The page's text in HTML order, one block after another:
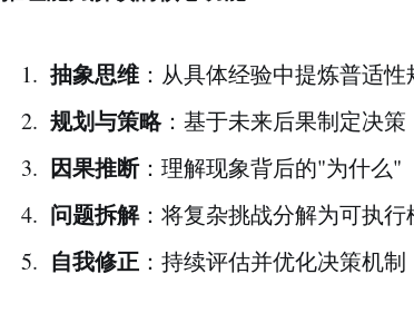
抽象思维：从具体经验中提炼普适性
规划与策略：基于未来后果制定决策
因果推断：理解现象背后的"为什么"
问题拆解：将复杂挑战分解为可执行
自我修正 ：持续评估并优化决策机制